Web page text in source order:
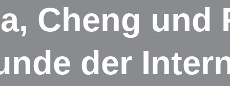
Cheng und
der